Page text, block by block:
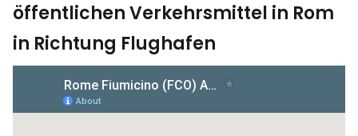
öffentlichen Verkehrsmittel in Rom
in Richtung Flughafen